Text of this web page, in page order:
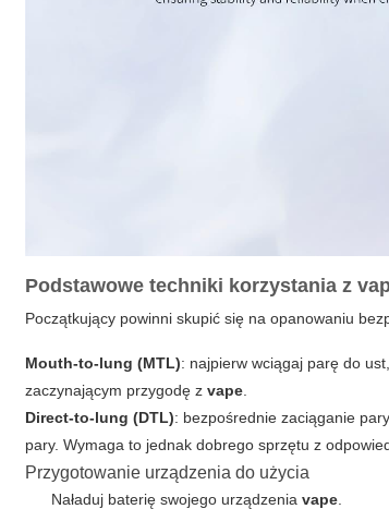
Podstawowe techniki korzystania z
Początkujący powinni skupić się na opanowaniu
Mouth-to-lung (MTL): najpierw wciągaj parę do
zaczynającym przygodę zvape
Direct-to-lung (DTL): bezpośrednie zaciąganie
pary. Wymaga to jednak dobrego sprzętu z
Przygotowanie urządzenia do użycia
Naładuj baterię swojego urządzeniavape